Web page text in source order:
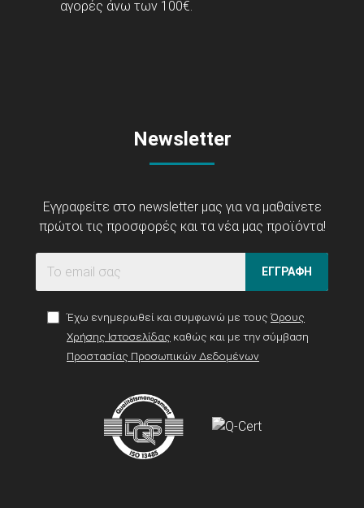
αγορές άνω των 100€.
Newsletter
Εγγραφείτε στο newsletter μας για να μαθαίνετε
πρώτοι τις προσφορές και τα νέα μας προϊόντα!
ΕΓΓΡΑΦΗ
Έχω ενημερωθεί και συμφωνώ με τους Όρους
Χρήσης Ιστοσελίδας καθώς και με την σύμβαση
Προστασίας Προσωπικών Δεδομένων